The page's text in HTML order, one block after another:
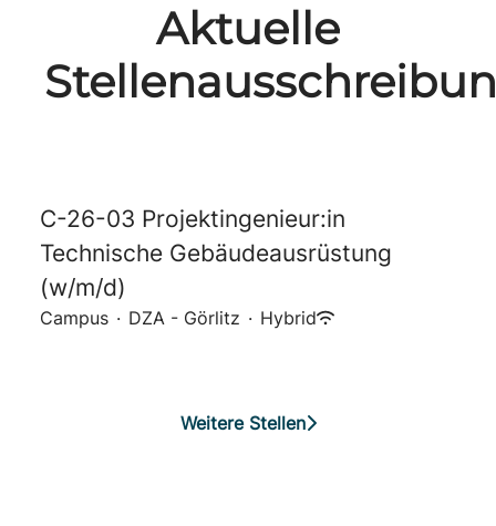
Aktuelle
C-26-03 Projektingenieur:in
Technische Gebäudeausrüstung
(w/m/d)
Campus · DZA - Görlitz · Hybrid
Weitere Stellen